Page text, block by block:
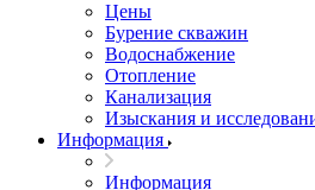
Цены
Бурение скважин
Водоснабжение
Отопление
Канализация
Изыскания и
Информация
Информация